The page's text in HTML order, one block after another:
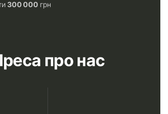
300 000 грн
про нас